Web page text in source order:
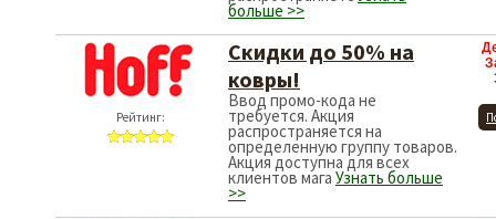
больше >>
Рейтинг:
Скидки до 50% на
ковры!
Ввод промо-кода не
требуется. Акция
распространяется на
определенную группу товаров.
Акция доступна для всех
клиентов мага Узнать больше
>>